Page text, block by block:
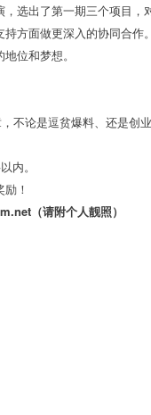
选出了第一期三个项目
方面做更深入的协同合
位和梦想。
不论是逗贫爆料、还是创
内。
！
（请附个人靓照）